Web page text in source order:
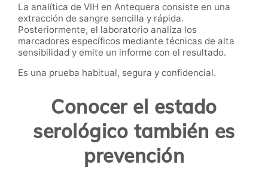
La analítica de VIH en Antequera consiste en una
extracción de sangre sencilla y rápida.
Posteriormente, el laboratorio analiza los
marcadores específicos mediante técnicas de alta
sensibilidad y emite un informe con el resultado.
Es una prueba habitual, segura y confidencial.
Conocer el estado
serológico también es
prevención